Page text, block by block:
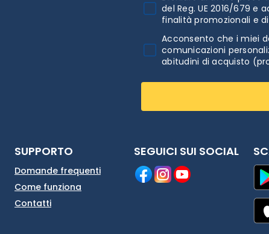
del Reg. UE 2016/679
finalità promozionali e
Acconsento che i miei
comunicazioni
abitudini di acquisto
SUPPORTO
Domande frequenti
Come funziona
Contatti
SEGUICI SUI SOCIAL